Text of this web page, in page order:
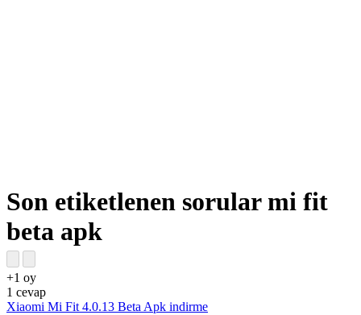
Son etiketlenen sorular mi fit
beta apk
+1 oy
1 cevap
Xiaomi Mi Fit 4.0.13 Beta Apk indirme